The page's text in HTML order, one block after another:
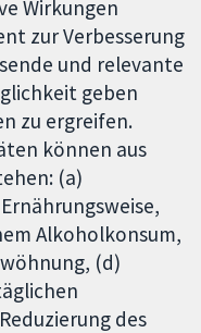
Wirkungen
zur Verbesserung
und relevante
geben
zu ergreifen.
können aus
(a)
Alkoholkonsum,
(d)
des